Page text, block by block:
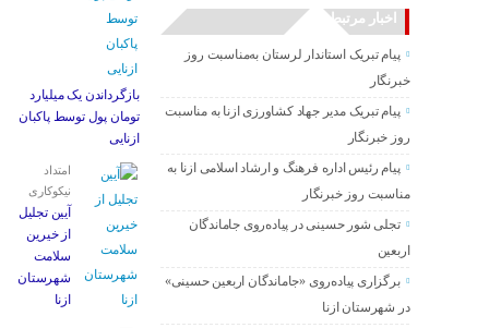
اخبار مرتبط
پیام تبریک استاندار لرستان به‌مناسبت روز
خبرنگار
پیام تبریک مدیر جهاد کشاورزی ازنا به مناسبت
روز خبرنگار
پیام رئیس اداره فرهنگ و ارشاد اسلامی ازنا به
مناسبت روز خبرنگار
تجلی شور حسینی در پیاده‌روی جاماندگان
اربعین
برگزاری پیاده‌روی «جاماندگان اربعین حسینی»
در شهرستان ازنا
بازگرداندن یک میلیارد
تومان پول توسط پاکبان
ازنایی
امتداد
نیکوکاری
آیین تجلیل
از خیرین
سلامت
شهرستان
ازنا